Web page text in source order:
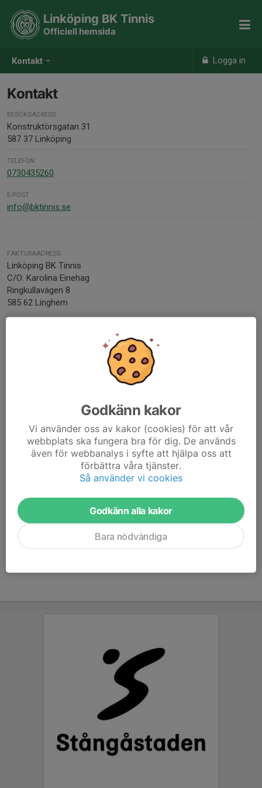
Kontakt Logga in
Linköping BK Tinnis
Officiell hemsida
Kontakt
BESÖKSADRESS
Konstruktörsgatan 31
587 37 Linköping
TELEFON
0730435260
E-POST
info@bktinnis.se
FAKTURAADRESS
Linköping BK Tinnis
C/O: Karolina Einehag
Ringkullavägen 8
585 62 Linghem
BANKGIRO
5803-5478
Kontaktpersoner
Jari Jänkälä
073-043 52 60
jari@jankala.com
Godkänn kakor
Vi använder oss av kakor (cookies) för att vår
webbplats ska fungera bra för dig. De används
även för webbanalys i syfte att hjälpa oss att
förbättra våra tjänster.
Så använder vi cookies
Godkänn alla kakor
Bara nödvändiga